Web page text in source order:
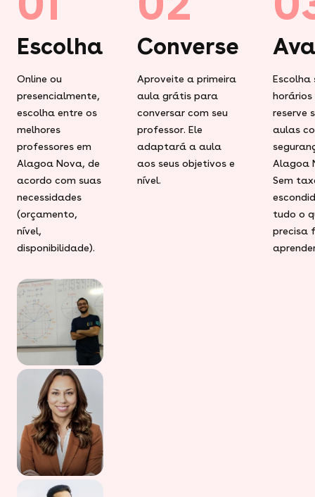
Escolha
Online ou
presencialmente,
escolha entre os
melhores
professores em
Alagoa Nova, de
acordo com suas
necessidades
(orçamento,
nível,
disponibilidade).
Converse
Aproveite a primeira
aula grátis para
conversar com seu
professor. Ele
adaptará a aula
aos seus objetivos e
nível.
Escolha
horários
reserve
aulas
Alagoa
Sem
tudo o
precisa